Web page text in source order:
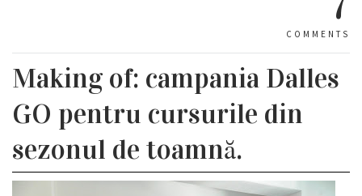
COMMENTS
Making of: campania Dalles
GO pentru cursurile din
sezonul de toamnă.